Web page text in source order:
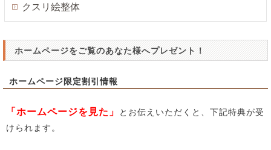
クスリ絵整体
ホームページをご覧のあなた様へプレゼント！
ホームページ限定割引情報
「ホームページを見た」
とお伝えいただくと、下記特典が受
けられます。